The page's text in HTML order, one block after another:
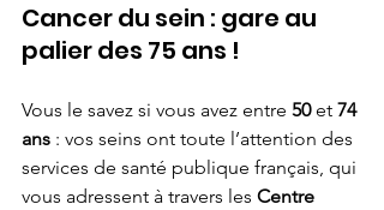
Cancer du sein : gare au
palier des 75 ans !
Vous le savez si vous avez entre 50 et 74
ans : vos seins ont toute l’attention des
services de santé publique français, qui
vous adressent à travers les Centre